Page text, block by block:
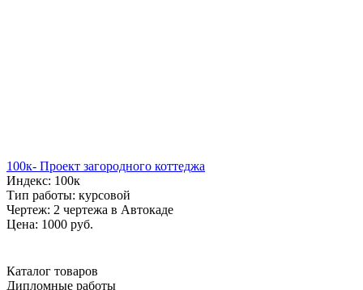
100к- Проект загородного коттеджа
Индекс: 100к
Тип работы: курсовой
Чертеж: 2 чертежа в Автокаде
Цена: 1000 руб.
Каталог товаров
Дипломные работы